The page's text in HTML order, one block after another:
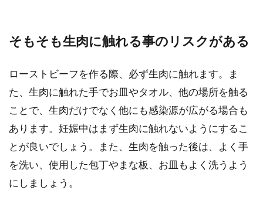
そもそも生肉に触れる事のリスクがある
ローストビーフを作る際、必ず生肉に触れます。ま
た、生肉に触れた手でお皿やタオル、他の場所を触る
ことで、生肉だけでなく他にも感染源が広がる場合も
あります。妊娠中はまず生肉に触れないようにするこ
とが良いでしょう。また、生肉を触った後は、よく手
を洗い、使用した包丁やまな板、お皿もよく洗うよう
にしましょう。